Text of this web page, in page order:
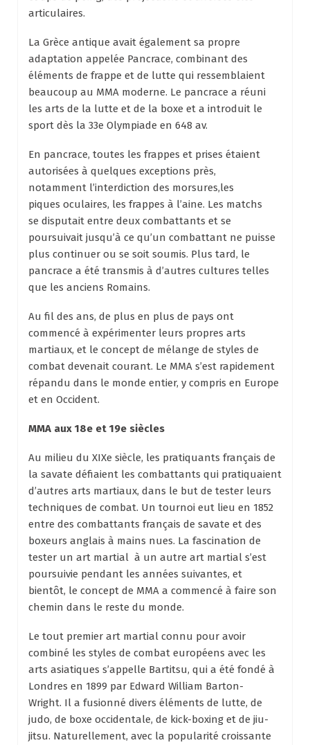
articulaires.
La Grèce antique avait également sa propre
adaptation appelée Pancrace, combinant des
éléments de frappe et de lutte qui ressemblaient
beaucoup au MMA moderne. Le pancrace a réuni
les arts de la lutte et de la boxe et a introduit le
sport dès la 33e Olympiade en 648 av.
En pancrace, toutes les frappes et prises étaient
autorisées à quelques exceptions près,
notamment l’interdiction des morsures,les
piques oculaires, les frappes à l’aine. Les matchs
se disputait entre deux combattants et se
poursuivait jusqu’à ce qu’un combattant ne puisse
plus continuer ou se soit soumis. Plus tard, le
pancrace a été transmis à d’autres cultures telles
que les anciens Romains.
Au fil des ans, de plus en plus de pays ont
commencé à expérimenter leurs propres arts
martiaux, et le concept de mélange de styles de
combat devenait courant. Le MMA s’est rapidement
répandu dans le monde entier, y compris en Europe
et en Occident.
MMA aux 18e et 19e siècles
Au milieu du XIXe siècle, les pratiquants français de
la savate défiaient les combattants qui pratiquaient
d’autres arts martiaux, dans le but de tester leurs
techniques de combat. Un tournoi eut lieu en 1852
entre des combattants français de savate et des
boxeurs anglais à mains nues. La fascination de
tester un art martial à un autre art martial s’est
poursuivie pendant les années suivantes, et
bientôt, le concept de MMA a commencé à faire son
chemin dans le reste du monde.
Le tout premier art martial connu pour avoir
combiné les styles de combat européens avec les
arts asiatiques s’appelle Bartitsu, qui a été fondé à
Londres en 1899 par Edward William Barton-
Wright. Il a fusionné divers éléments de lutte, de
judo, de boxe occidentale, de kick-boxing et de jiu-
jitsu. Naturellement, avec la popularité croissante